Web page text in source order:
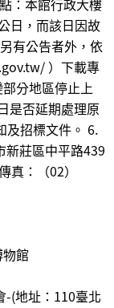
：本館行政大樓
日，而該日因故
有公告者外，依
）下載專
分地區停止上
是否延期處理原
及招標文件。 6.
新莊區中平路439
：（02）
館
-(地址：110臺北